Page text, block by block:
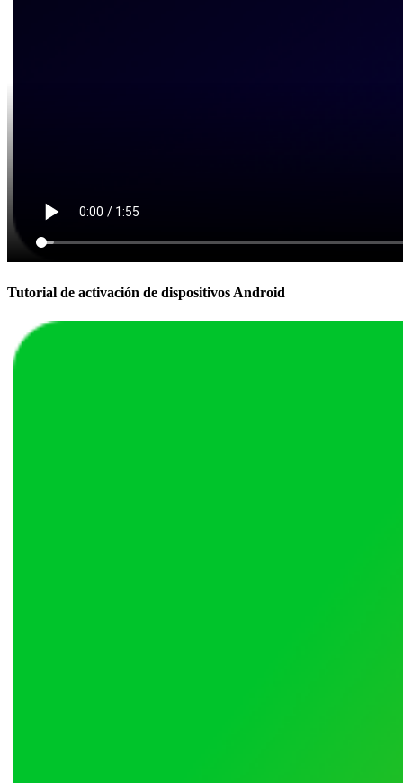
Tutorial de activación de dispositivos Android